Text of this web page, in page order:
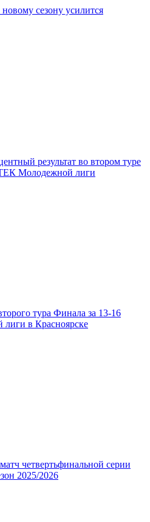
сезону усилится
результат во втором туре
Молодежной лиги
тура Финала за 13-16
в Красноярске
четвертьфинальной серии
2025/2026